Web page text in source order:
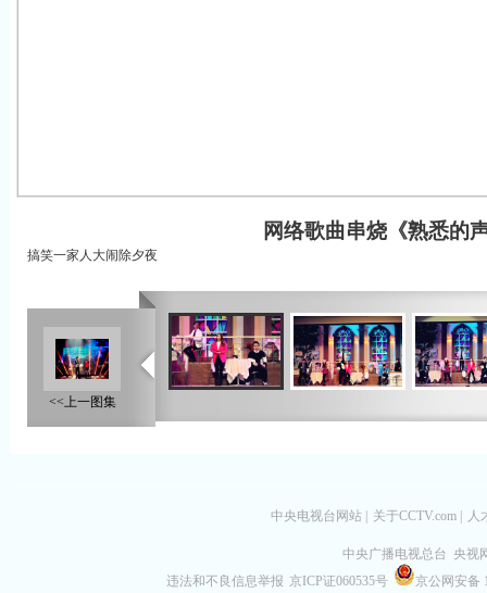
网络歌曲串烧《熟悉的
搞笑一家人大闹除夕夜
<<上一图集
中央电视台网站 关于CCTV.com 人
中央广播电视总台 央视
违法和不良信息举报 京ICP证060535号
京公网安备